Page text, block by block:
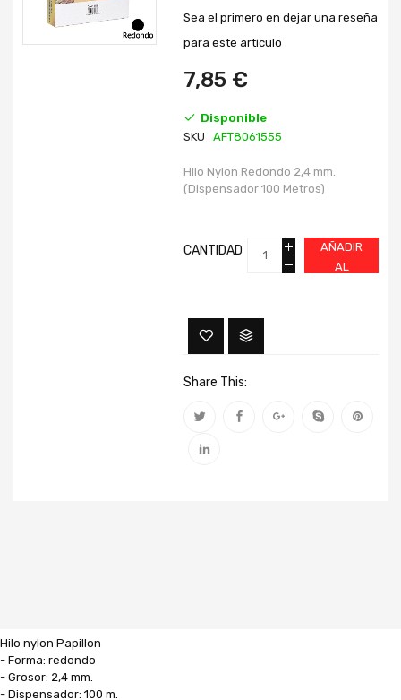
galería
imágenes
Sea el primero en dejar una reseña
para este artículo
7,85 €
Disponible
SKU
AFT8061555
Hilo Nylon Redondo 2,4 mm.
(Dispensador 100 Metros)
CANTIDAD
AÑADIR
AL
Share This:
Hilo nylon Papillon
- Forma: redondo
- Grosor: 2,4 mm.
- Dispensador: 100 m.